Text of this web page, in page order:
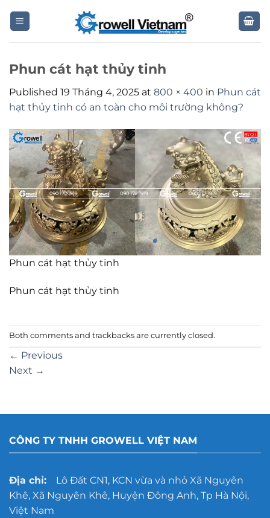
Phun cát hạt thủy tinh
Published 19 Tháng 4, 2025 at 800 × 400 in Phun cát
hạt thủy tinh có an toàn cho môi trường không?
Phun cát hạt thủy tinh
Phun cát hạt thủy tinh
Both comments and trackbacks are currently closed.
← Previous
Next →
CÔNG TY TNHH GROWELL VIỆT NAM
Địa chỉ:Lô Đất CN1, KCN vừa và nhỏ Xã Nguyên
Khê, Xã Nguyên Khê, Huyện Đông Anh, Tp Hà Nội,
Việt Nam